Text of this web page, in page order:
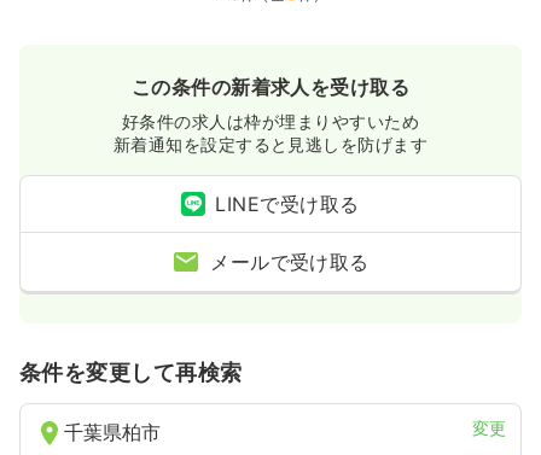
この条件の新着求人を受け取る
好条件の求人は枠が埋まりやすいため
新着通知を設定すると見逃しを防げます
LINEで受け取る
メールで受け取る
条件を変更して再検索
千葉県柏市 変更